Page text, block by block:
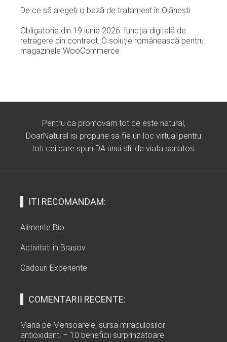
De ce să alegeți o bază de tratament în Olănești
Obligatorie din 19 iunie 2026: funcția digitală de
retragere din contract. O soluție românească pentru
magazinele WooCommerce
Pentru ca promovam tot ce este natural,
DoarNatural isi propune sa fie un loc virtual pentru
toti cei care spun DA unui stil de viata sanatos.
ITI RECOMANDAM:
Alimente Bio
Activitati in Brasov
Cadouri Experiente
COMENTARII RECENTE:
Maria pe Merisoarele, sursa miraculosilor
antioxidanti – 10 beneficii surprinzatoare